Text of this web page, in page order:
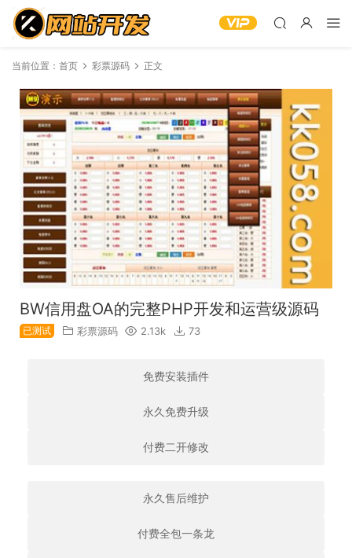
当前位置： 首页 彩票源码 正文
BW信用盘OA的完整PHP开发和运营级源码
已测试 彩票源码 2.13k 73
免费安装插件
永久免费升级
付费二开修改
永久售后维护
付费全包一条龙